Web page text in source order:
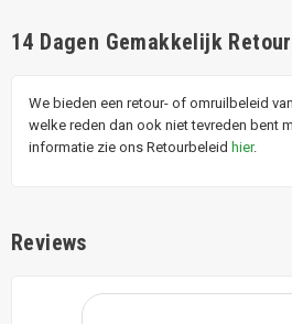
14 Dagen Gemakkelijk
We bieden een retour- of omruilbeleid
welke reden dan ook niet tevreden bent
informatie zie ons Retourbeleid hier.
Reviews